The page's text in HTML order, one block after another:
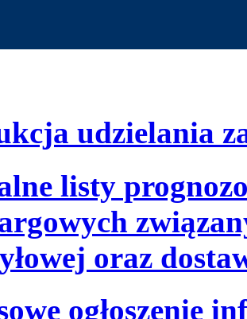
udzielania
listy
oraz
ogłoszenie